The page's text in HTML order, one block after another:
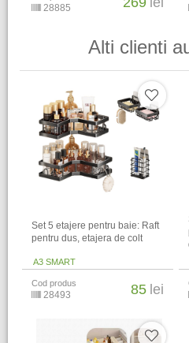
28885
Alti clienti
Set 5 etajere pentru baie: Raft
pentru dus, etajera de colt
A3 SMART
Cod produs
28493 85 lei